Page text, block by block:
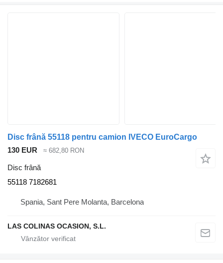
Disc frână 55118 pentru camion IVECO EuroCargo
130 EUR
≈ 682,80 RON
Disc frână
55118 7182681
Spania, Sant Pere Molanta, Barcelona
LAS COLINAS OCASION, S.L.